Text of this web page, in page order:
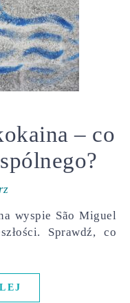
– co
wyspie São Miguel
Sprawdź, co